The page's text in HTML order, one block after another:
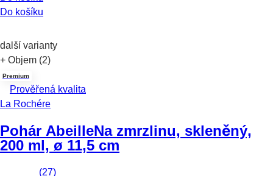
Do košíku
další varianty
+ Objem (2)
Premium
Prověřená kvalita
La Rochére
Pohár AbeilleNa zmrzlinu, skleněný,
200 ml, ø 11,5 cm
(27)